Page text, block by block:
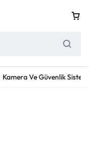
Kamera Ve Güvenlik